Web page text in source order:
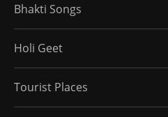
Bhakti Songs
Holi Geet
Tourist Places